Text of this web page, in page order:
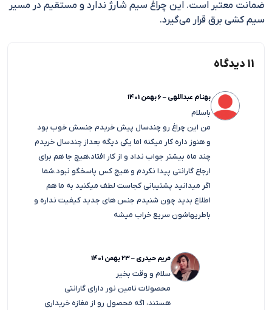
ضمانت معتبر است. این چراغ سیم شارژ ندارد و مستقیم در مسیر
سیم کشی برق قرار می‌گیرد.
11 دیدگاه
بهنام عبداللهی –6 بهمن 1401
باسلام
من این چراغ رو چندسال پیش خریدم جنسش خوب بود
و هنوز داره کار میکنه اما یکی دیگه بعداز چندسال خریدم
چند ماه بیشتر جواب نداد و از کار افتاد.هیچ جا هم برای
ارجاع گارانتی پیدا نکردم و هیچ کس پاسخگو نبود.شما
اگر میدانید پشتیبانی کجاست لطف میکنید به ما هم
اطلاع بدید چون شنیدم جنس های جدید کیفیت نداره و
باطریهاشون سریع خراب میشه
مریم حیدری –23 بهمن 1401
سلام و وقت بخیر
محصولات نامین نور دارای گارانتی
هستند، اگه محصول رو از مغازه خریداری